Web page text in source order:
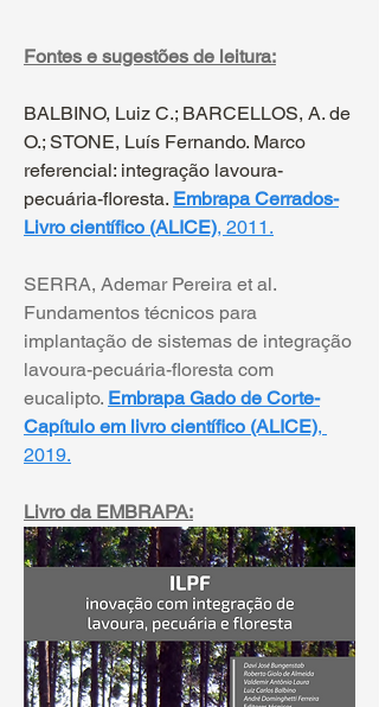
Fontes e sugestões de leitura:
BALBINO, Luiz C.; BARCELLOS, A. de
O.; STONE, Luís Fernando. Marco
referencial: integração lavoura-
pecuária-floresta. Embrapa Cerrados-
Livro científico (ALICE), 2011.
SERRA, Ademar Pereira et al.
Fundamentos técnicos para
implantação de sistemas de integração
lavoura-pecuária-floresta com
eucalipto. Embrapa Gado de Corte-
Capítulo em livro científico (ALICE),
2019.
Livro da EMBRAPA: